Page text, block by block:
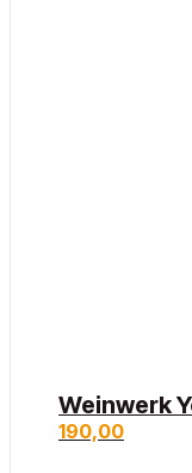
Weinwerk
190,00